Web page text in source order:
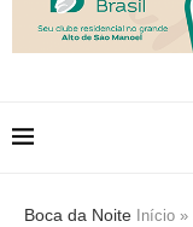
Boca da Noite Início »